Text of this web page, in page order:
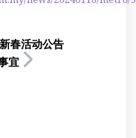
春活动公告
宜